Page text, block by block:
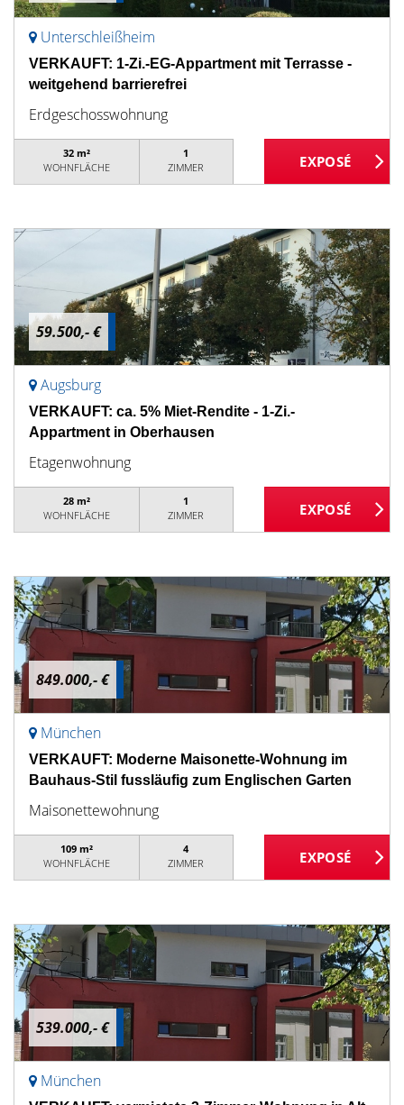
Unterschleißheim
VERKAUFT: 1-Zi.-EG-Appartment mit Terrasse -
weitgehend barrierefrei
Erdgeschosswohnung
32 m²
WOHNFLÄCHE
1
ZIMMER
59.500,- €
Augsburg
VERKAUFT: ca. 5% Miet-Rendite - 1-Zi.-
Appartment in Oberhausen
Etagenwohnung
28 m²
WOHNFLÄCHE
1
ZIMMER
849.000,- €
München
VERKAUFT: Moderne Maisonette-Wohnung im
Bauhaus-Stil fussläufig zum Englischen Garten
Maisonettewohnung
109 m²
WOHNFLÄCHE
4
ZIMMER
539.000,- €
München